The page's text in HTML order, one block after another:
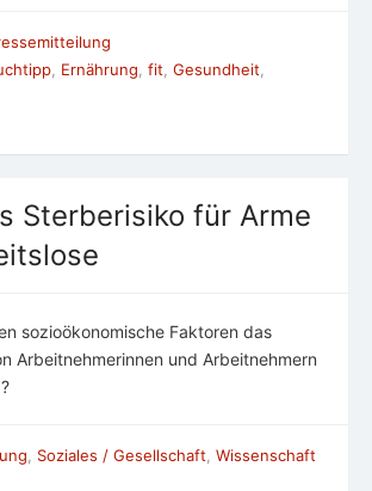
, Ernährung, fit, Gesundheit,
Sterberisiko für Arme
sozioökonomische Faktoren das
Arbeitnehmerinnen und Arbeitnehmern
Soziales / Gesellschaft Wissenschaft